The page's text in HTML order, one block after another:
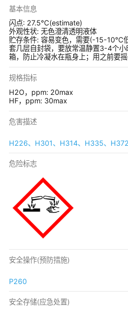
基本信息
闪点: 27.5℃(estimate)
外观性状: 无色澄清透明液体
贮存条件: 容易变色，需要(-15-10℃
套几层自封袋，要放常温静置3-4个
箱，防止冷凝水在瓶身上；用之前要
规格指标
H2O，ppm: 20max
HF，ppm: 30max
危害描述
H226、H301、H314、H335、H372
危险标志
安全操作(预防措施)
P260
安全存储(应急处置)